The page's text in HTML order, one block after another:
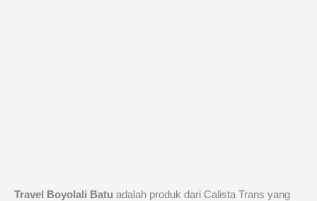
Travel Boyolali Batu adalah produk dari Calista Trans yang